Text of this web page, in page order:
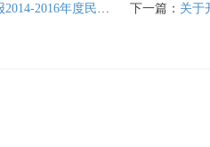
办中小学社会平均成本调查表的通知 下一篇： 关于开展